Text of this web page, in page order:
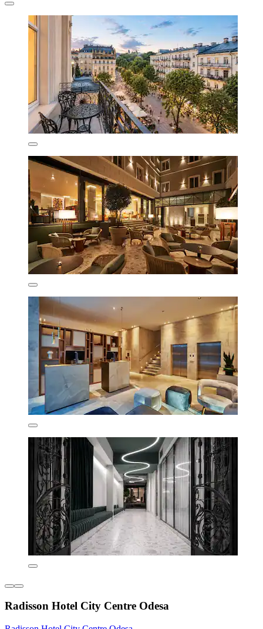
Radisson Hotel City Centre Odesa